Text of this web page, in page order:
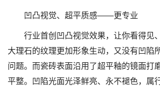
凹凸视觉、超平质感——更专业
行业首创凹凸视觉效果，让你看得见
大理石的纹理更加形象生动，又没有凹陷
问题。而瓷砖表面沿用了超平釉的镜面打
平整。凹陷光面光泽鲜亮、永不褪色，属